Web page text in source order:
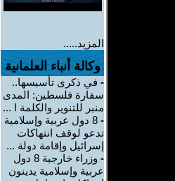
المزيد.....
وكالة أنباء العلمانية
- في ذكرى تأسيسها..
سفارة فلسطين: المدى
منبر للتنوير والكلمة ا ...
-
8 دول عربية وإسلامية
تدعو لوقف انتهاكات
إسرائيل وإقامة دولة ...
-
وزراء خارجية 8 دول
عربية وإسلامية يدينون